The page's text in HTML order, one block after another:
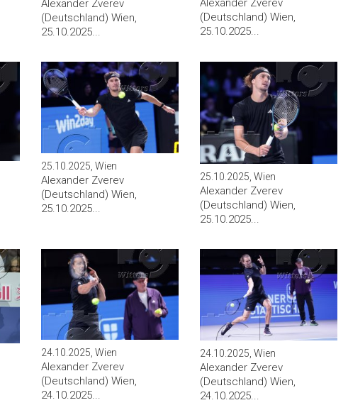
Alexander Zverev
(Deutschland) Wien,
25.10.2025...
Alexander Zverev
(Deutschland) Wien,
25.10.2025...
25.10.2025, Wien
Alexander Zverev
(Deutschland) Wien,
25.10.2025...
25.10.2025, Wien
Alexander Zverev
(Deutschland) Wien,
25.10.2025...
24.10.2025, Wien
Alexander Zverev
(Deutschland) Wien,
24.10.2025...
24.10.2025, Wien
Alexander Zverev
(Deutschland) Wien,
24.10.2025...